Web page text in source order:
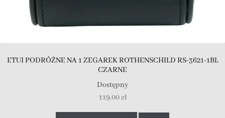
ETUI PODRÓŻNE NA 1 ZEGAREK ROTHENSCHILD RS-3621-1BL
CZARNE
Dostępny
119.00zł